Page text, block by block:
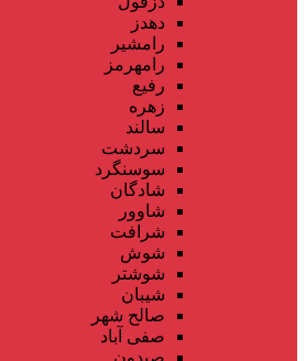
دهدز
رامشیر
رامهرمز
رفیع
زهره
سالند
سردشت
سوسنگرد
شادگان
شاوور
شرافت
شوش
شوشتر
شیبان
صالح شهر
صفی آباد
صیدون